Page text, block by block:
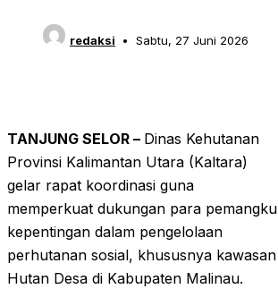
redaksi Sabtu, 27 Juni 2026
TANJUNG SELOR – Dinas Kehutanan
Provinsi Kalimantan Utara (Kaltara)
gelar rapat koordinasi guna
memperkuat dukungan para pemangku
kepentingan dalam pengelolaan
perhutanan sosial, khususnya kawasan
Hutan Desa di Kabupaten Malinau.